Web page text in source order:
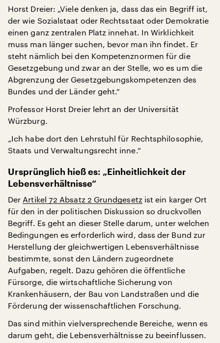
Horst Dreier: „Viele denken ja, dass das ein Begriff ist,
der wie Sozialstaat oder Rechtsstaat oder Demokratie
einen ganz zentralen Platz innehat. In Wirklichkeit
muss man länger suchen, bevor man ihn findet. Er
steht nämlich bei den Kompetenznormen für die
Gesetzgebung und zwar an der Stelle, wo es um die
Abgrenzung der Gesetzgebungskompetenzen des
Bundes und der Länder geht.“
Professor Horst Dreier lehrt an der Universität
Würzburg.
„Ich habe dort den Lehrstuhl für Rechtsphilosophie,
Staats und Verwaltungsrecht inne.“
Ursprünglich hieß es: „Einheitlichkeit der
Lebensverhältnisse“
Der Artikel 72 Absatz 2 Grundgesetzist ein karger Ort
für den in der politischen Diskussion so druckvollen
Begriff. Es geht an dieser Stelle darum, unter welchen
Bedingungen es erforderlich wird, dass der Bund zur
Herstellung der gleichwertigen Lebensverhältnisse
bestimmte, sonst den Ländern zugeordnete
Aufgaben, regelt. Dazu gehören die öffentliche
Fürsorge, die wirtschaftliche Sicherung von
Krankenhäusern, der Bau von Landstraßen und die
Förderung der wissenschaftlichen Forschung.
Das sind mithin vielversprechende Bereiche, wenn es
darum geht, die Lebensverhältnisse zu beeinflussen.